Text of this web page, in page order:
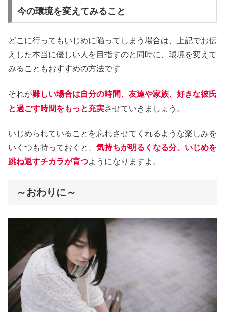
今の環境を変えてみること
どこに行ってもいじめに陥ってしまう場合は、上記でお伝
えした本当に優しい人を目指すのと同時に、環境を変えて
みることもおすすめの方法です
それが難しい場合は自分の時間、友達や家族、好きな彼氏
と過ごす時間をもっと充実させていきましょう。
いじめられていることを忘れさせてくれるような楽しみを
いくつも持っておくと、 気持ちが明るくなる分、いじめを
跳ね返すチカラが育つようになりますよ。
～おわりに～